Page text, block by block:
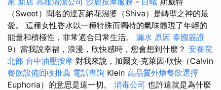
（Sweet）聞名的達瓦納花濕婆（Shiva）是轉型之神的最
愛。 這種女性香水以一種特殊而獨特的氣味體現了年輕的
能量和積極性，非常適合日常生活。 漏水 原因 泰國簽證
9）當我說幸福，浪漫，欣快感時，您會想到什麼？ 安養院
北部 台中油壓按摩 對我來說，加爾文·克萊因·欣快（Calvin
餐飲設備回收推薦 電話查詢 Klein 高品質外燴餐飲選擇
Euphoria）的意思是這一切。 消毒公司 也許這就是為什麼